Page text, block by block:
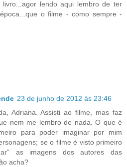
livro...agor lendo aqui lembro de ter
o filme - como sempre -
23 de junho de 2012 às 23:46
Adriana. Assisti ao filme, mas faz
nem me lembro de nada. O que é
para poder imaginar por mim
se o filme é visto primeiro
as imagens dos autores das
acha?